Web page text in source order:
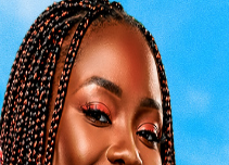
raideur de cou, maux de
vigilance immédiate.
à ceux du Covid-19